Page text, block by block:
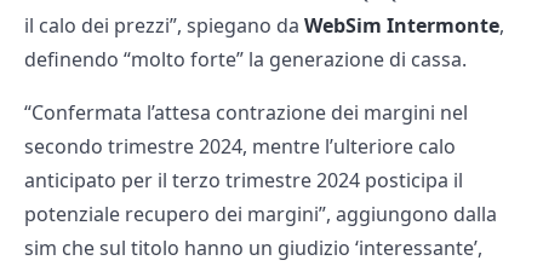
il calo dei prezzi”, spiegano da WebSim Intermonte,
definendo “molto forte” la generazione di cassa.
“Confermata l’attesa contrazione dei margini nel
secondo trimestre 2024, mentre l’ulteriore calo
anticipato per il terzo trimestre 2024 posticipa il
potenziale recupero dei margini”, aggiungono dalla
sim che sul titolo hanno un giudizio ‘interessante’,